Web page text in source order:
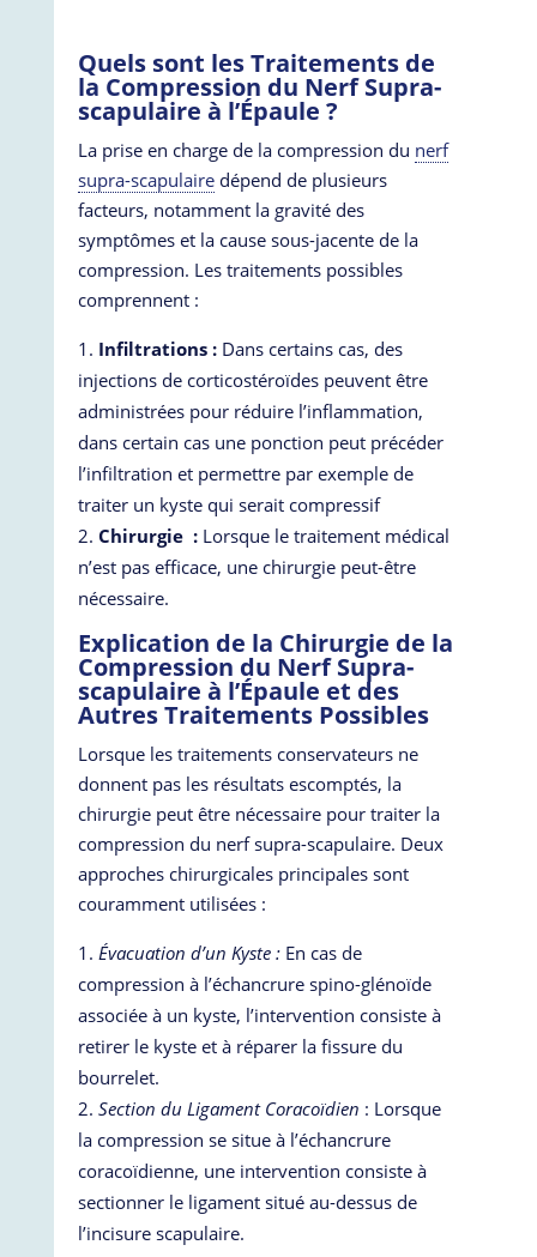
Quels sont les Traitements de
la Compression du Nerf Supra-
scapulaire à l’Épaule ?
La prise en charge de la compression du nerf
supra-scapulairedépend de plusieurs
facteurs, notamment la gravité des
symptômes et la cause sous-jacente de la
compression. Les traitements possibles
comprennent :
Infiltrations :Dans certains cas, des
injections de corticostéroïdes peuvent être
administrées pour réduire l’inflammation,
dans certain cas une ponction peut précéder
l’infiltration et permettre par exemple de
traiter un kyste qui serait compressif
Chirurgie :Lorsque le traitement médical
n’est pas efficace, une chirurgie peut-être
nécessaire.
Explication de la Chirurgie de la
Compression du Nerf Supra-
scapulaire à l’Épaule et des
Autres Traitements Possibles
Lorsque les traitements conservateurs ne
donnent pas les résultats escomptés, la
chirurgie peut être nécessaire pour traiter la
compression du nerf supra-scapulaire. Deux
approches chirurgicales principales sont
couramment utilisées :
Évacuation d’un Kyste :En cas de
compression à l’échancrure spino-glénoïde
associée à un kyste, l’intervention consiste à
retirer le kyste et à réparer la fissure du
bourrelet.
Section du Ligament Coracoïdien : Lorsque
la compression se situe à l’échancrure
coracoïdienne, une intervention consiste à
sectionner le ligament situé au-dessus de
l’incisure scapulaire.